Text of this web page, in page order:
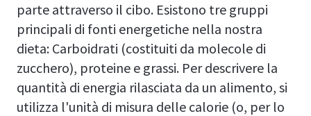
parte attraverso il cibo. Esistono tre gruppi
principali di fonti energetiche nella nostra
dieta: Carboidrati (costituiti da molecole di
zucchero), proteine e grassi. Per descrivere la
quantità di energia rilasciata da un alimento, si
utilizza l'unità di misura delle calorie (o, per lo